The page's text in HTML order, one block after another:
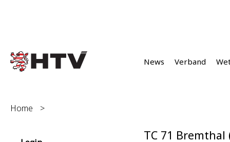
News Verband
Home >
TC 71 Bremthal